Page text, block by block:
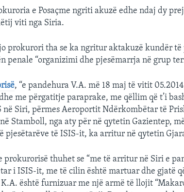
e Posaçme ngriti akuzë edhe ndaj dy
viti nga Siria.
prokurori tha se ka ngritur aktakuzë kundër të
penale “organizimi dhe pjesëmarrja në grup
, “e pandehura V.A. më 18 maj të vitit
me përgatitje paraprake, me qëllim që t’i
Siri, përmes Aeroportit Ndërkombëtar të
Stamboll, nga aty për në qytetin Gazientep,
pjesëtarëve të ISIS-it, ka arritur në qytetin
prokurorisë thuhet se “me të arritur në Siri e
i ISIS-it, me të cilin është martuar dhe gjatë
është furnizuar me një armë të llojit